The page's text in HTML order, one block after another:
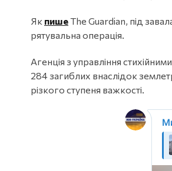
Як пишеThe Guardian, під
рятувальна операція.
Агенція з управління
284 загиблих внаслідок
різкого ступеня важкості.